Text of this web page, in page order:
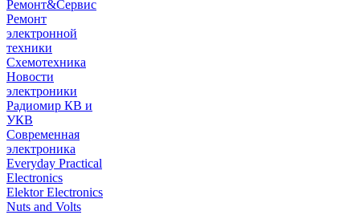
Ремонт&Сервис
Ремонт
электронной
техники
Схемотехника
Новости
электроники
Радиомир КВ и
УКВ
Современная
электроника
Everyday Practical
Electronics
Elektor Electronics
Nuts and Volts